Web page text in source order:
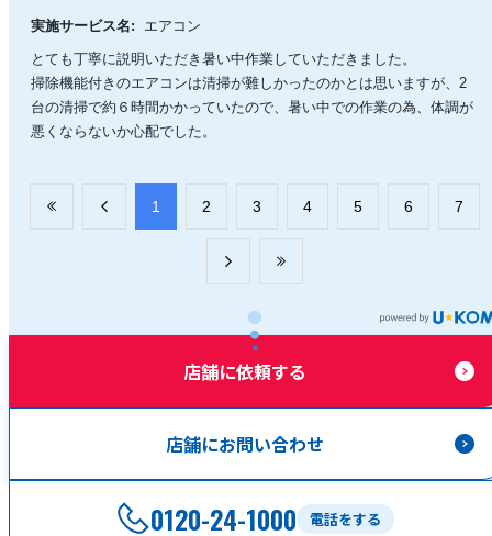
実施サービス名:
エアコン
とても丁寧に説明いただき暑い中作業していただきました。
掃除機能付きのエアコンは清掃が難しかったのかとは思いますが、2
台の清掃で約６時間かかっていたので、暑い中での作業の為、体調が
悪くならないか心配でした。
​1 ​2 ​3 ​4 ​5 ​6 ​7
店舗に依頼する
店舗にお問い合わせ
電話をする
0120-24-1000